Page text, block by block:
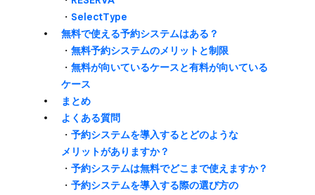
・ SelectType
無料で​使える​予約システムは​ある？
・ ​無料予約システムの​メリットと​制限
・ ​無料が​向いている​ケースと​有料が​向いている​
ケース
まとめ
よく​ある​質問
・ 予約システムを​導入すると​どのような​
メリットが​ありますか？
・ 予約システムは​無料で​どこまで​使えますか？
・ 予約システムを​導入する​際の​選び方の​